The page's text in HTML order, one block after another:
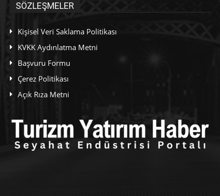
SÖZLEŞMELER
Kişisel Veri Saklama Politikası
KVKK Aydınlatma Metni
Başvuru Formu
Çerez Politikası
Açık Rıza Metni